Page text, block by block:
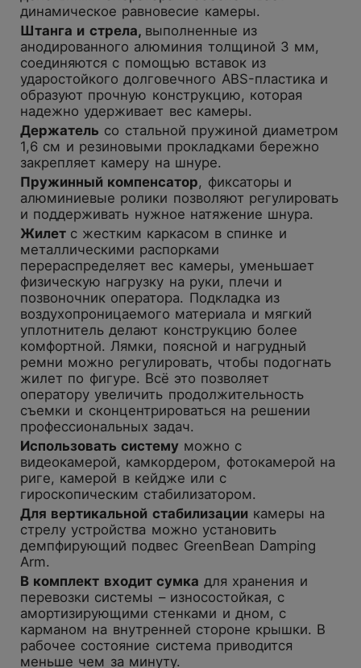
динамическое равновесие камеры.
Штанга и стрела, выполненные из
анодированного алюминия толщиной 3 мм,
соединяются с помощью вставок из
ударостойкого долговечного ABS-пластика и
образуют прочную конструкцию, которая
надежно удерживает вес камеры.
Держатель со стальной пружиной диаметром
1,6 см и резиновыми прокладками бережно
закрепляет камеру на шнуре.
Пружинный компенсатор, фиксаторы и
алюминиевые ролики позволяют регулировать
и поддерживать нужное натяжение шнура.
Жилет с жестким каркасом в спинке и
металлическими распорками
перераспределяет вес камеры, уменьшает
физическую нагрузку на руки, плечи и
позвоночник оператора. Подкладка из
воздухопроницаемого материала и мягкий
уплотнитель делают конструкцию более
комфортной. Лямки, поясной и нагрудный
ремни можно регулировать, чтобы подогнать
жилет по фигуре. Всё это позволяет
оператору увеличить продолжительность
съемки и сконцентрироваться на решении
профессиональных задач.
Использоватьсистему можно с
видеокамерой, камкордером, фотокамерой на
риге, камерой в кейдже или с
гироскопическим стабилизатором.
Для вертикальной стабилизациикамеры на
стрелу устройства можно установить
демпфирующий подвес GreenBean Damping
Arm.
В комплект входит сумка для хранения и
перевозки системы – износостойкая, с
амортизирующими стенками и дном, с
карманом на внутренней стороне крышки. В
рабочее состояние система приводится
меньше чем за минуту.